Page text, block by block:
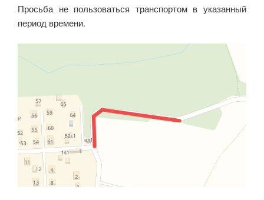
Просьба не пользоваться транспортом в указанный
период времени.